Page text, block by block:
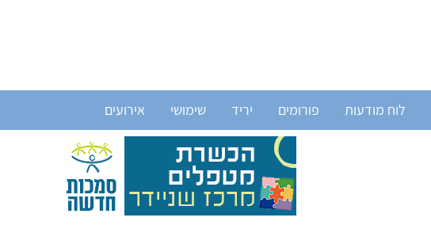
לוח מודעות פורומים יריד שימושי אירועים